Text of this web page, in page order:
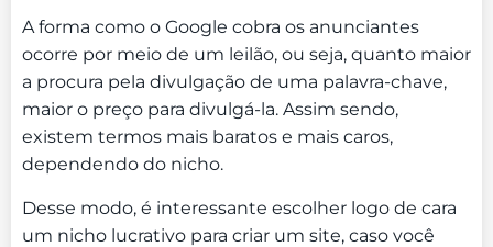
A forma como o Google cobra os anunciantes
ocorre por meio de um leilão, ou seja, quanto maior
a procura pela divulgação de uma palavra-chave,
maior o preço para divulgá-la. Assim sendo,
existem termos mais baratos e mais caros,
dependendo do nicho.
Desse modo, é interessante escolher logo de cara
um nicho lucrativo para criar um site, caso você